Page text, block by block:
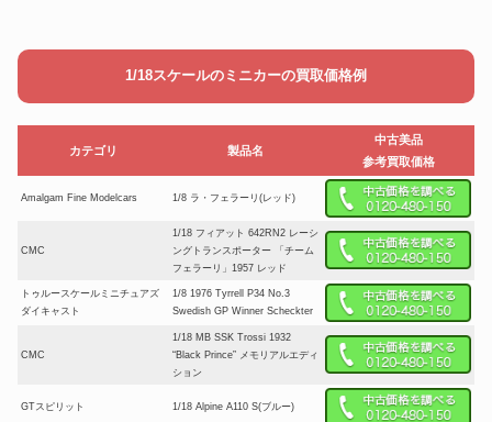
1/18スケールのミニカーの買取価格例
カテゴリ 製品名
中古美品
参考買取価格
Amalgam Fine Modelcars 1/8 ラ・フェラーリ(レッド)
CMC
1/18 フィアット 642RN2 レーシ
ングトランスポーター 「チーム
フェラーリ」1957 レッド
トゥルースケールミニチュアズ
ダイキャスト
1/8 1976 Tyrrell P34 No.3
Swedish GP Winner Scheckter
CMC
1/18 MB SSK Trossi 1932
“Black Prince” メモリアルエディ
ション
GTスピリット 1/18 Alpine A110 S(ブルー)